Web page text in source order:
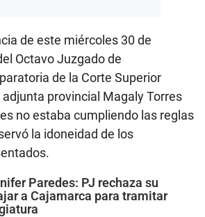
de este miércoles 30 de
Octavo Juzgado de
de la Corte Superior
provincial Magaly Torres
no estaba cumpliendo las reglas
la idoneidad de los
Paredes: PJ rechaza su
a Cajamarca para tramitar